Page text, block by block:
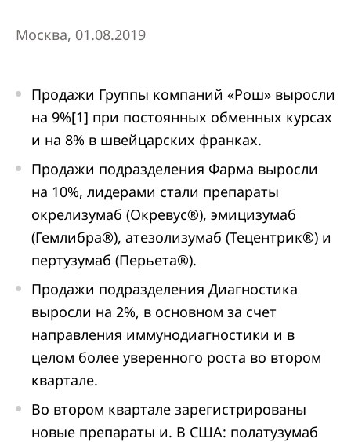
Москва, 01.08.2019
Продажи Группы компаний «Рош» выросли
на 9%[1] при постоянных обменных курсах
и на 8% в швейцарских франках.
Продажи подразделения Фарма выросли
на 10%, лидерами стали препараты
окрелизумаб (Окревус®), эмицизумаб
(Гемлибра®), атезолизумаб (Тецентрик®) и
пертузумаб (Перьета®).
Продажи подразделения Диагностика
выросли на 2%, в основном за счет
направления иммунодиагностики и в
целом более уверенного роста во втором
квартале.
Во втором квартале зарегистрированы
новые препараты и. В США: полатузумаб